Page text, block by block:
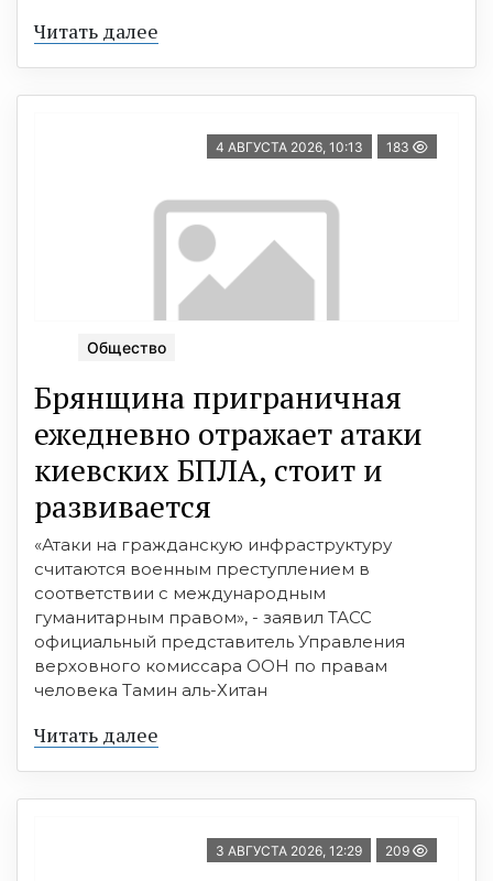
Читать далее
4 АВГУСТА 2026, 10:13 183
Общество
Брянщина приграничная
ежедневно отражает атаки
киевских БПЛА, стоит и
развивается
«Атаки на гражданскую инфраструктуру
считаются военным преступлением в
соответствии с международным
гуманитарным правом», - заявил ТАСС
официальный представитель Управления
верховного комиссара ООН по правам
человека Тамин аль-Хитан
Читать далее
3 АВГУСТА 2026, 12:29 209